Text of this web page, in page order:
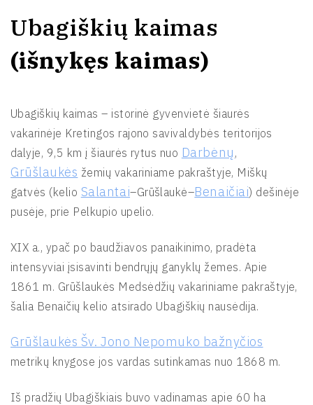
Ubagiškių kaimas
(išnykęs kaimas)
Ubagiškių kaimas – istorinė gyvenvietė šiaurės
vakarinėje Kretingos rajono savivaldybės teritorijos
dalyje, 9,5 km į šiaurės rytus nuo Darbėnų ,
Grūšlaukės žemių vakariniame pakraštyje, Miškų
gatvės (kelio Salantai–Grūšlaukė–Benaičiai) dešinėje
pusėje, prie Pelkupio upelio.
XIX a., ypač po baudžiavos panaikinimo, pradėta
intensyviai įsisavinti bendrųjų ganyklų žemes. Apie
1861 m. Grūšlaukės Medsėdžių vakariniame pakraštyje,
šalia Benaičių kelio atsirado Ubagiškių nausėdija.
Grūšlaukės Šv. Jono Nepomuko bažnyčios
metrikų knygose jos vardas sutinkamas nuo 1868 m.
Iš pradžių Ubagiškiais buvo vadinamas apie 60 ha